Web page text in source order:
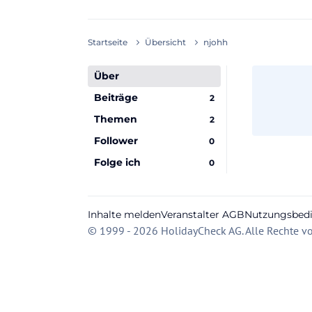
Startseite Übersicht njohh
Über
Beiträge
2
Themen 2
Follower 0
Folge ich 0
Inhalte meldenVeranstalter AGB
© 1999 - 2026 HolidayCheck AG. Alle Rechte